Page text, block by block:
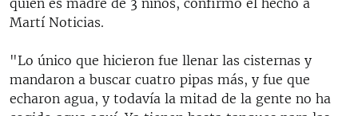
Martí Noticias.
"Lo único que hicieron fue llenar las cisternas y
mandaron a buscar cuatro pipas más, y fue que
echaron agua, y todavía la mitad de la gente no ha